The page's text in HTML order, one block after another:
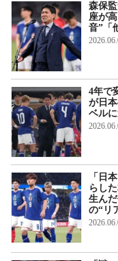
森保
座が
音”「
4年で
が日
ベル
「日
らし
生ん
の“リ